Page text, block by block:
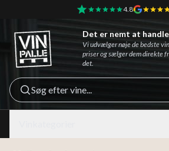
4.8
Vinpalle - ForsideDet er nemt at
Vi udvælger nøje de bedste
priser og sælger dem direkte
det.
Søg efter vine...